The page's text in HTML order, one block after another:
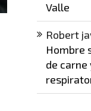
Valle
Robert
Hombre
de carne